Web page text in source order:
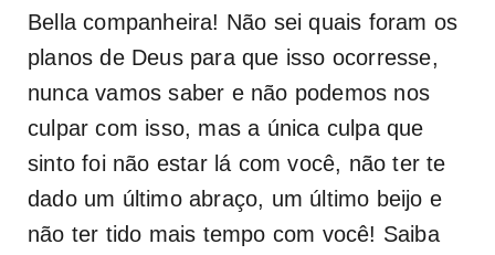
Bella companheira! Não sei quais foram os
planos de Deus para que isso ocorresse,
nunca vamos saber e não podemos nos
culpar com isso, mas a única culpa que
sinto foi não estar lá com você, não ter te
dado um último abraço, um último beijo e
não ter tido mais tempo com você! Saiba